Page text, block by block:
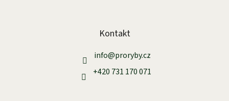
Kontakt
info@proryby.cz
+420 731 170 071